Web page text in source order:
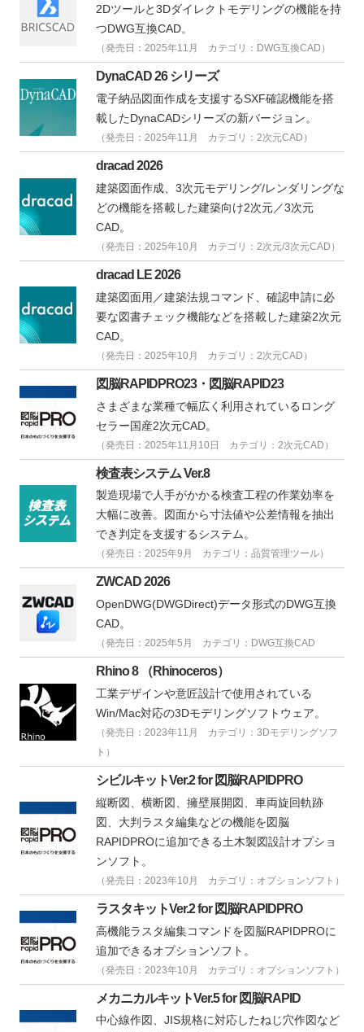
2Dツールと3Dダイレクトモデリングの機能を持
つDWG互換CAD。
（発売日：2025年11月 カテゴリ：DWG互換CAD）
DynaCAD 26 シリーズ
電子納品図面作成を支援するSXF確認機能を搭
載したDynaCADシリーズの新バージョン。
（発売日：2025年11月 カテゴリ：2次元CAD）
dracad 2026
建築図面作成、3次元モデリング/レンダリングな
どの機能を搭載した建築向け2次元／3次元
CAD。
（発売日：2025年10月 カテゴリ：2次元/3次元CAD）
dracad LE 2026
建築図面用／建築法規コマンド、確認申請に必
要な図書チェック機能などを搭載した建築2次元
CAD。
（発売日：2025年10月 カテゴリ：2次元CAD）
図脳RAPIDPRO23・図脳RAPID23
さまざまな業種で幅広く利用されているロング
セラー国産2次元CAD。
（発売日：2025年11月10日 カテゴリ：2次元CAD）
検査表システム Ver.8
製造現場で人手がかかる検査工程の作業効率を
大幅に改善。図面から寸法値や公差情報を抽出
でき判定を支援するシステム。
（発売日：2025年9月 カテゴリ：品質管理ツール）
ZWCAD 2026
OpenDWG(DWGDirect)データ形式のDWG互換
CAD。
（発売日：2025年5月 カテゴリ：DWG互換CAD
Rhino 8 （Rhinoceros）
工業デザインや意匠設計で使用されている
Win/Mac対応の3Dモデリングソフトウェア。
（発売日：2023年11月 カテゴリ：3Dモデリングソフ
ト）
シビルキットVer.2 for 図脳RAPIDPRO
縦断図、横断図、擁壁展開図、車両旋回軌跡
図、大判ラスタ編集などの機能を図脳
RAPIDPROに追加できる土木製図設計オプショ
ンソフト。
（発売日：2023年10月 カテゴリ：オプションソフト）
ラスタキットVer.2 for 図脳RAPIDPRO
高機能ラスタ編集コマンドを図脳RAPIDPROに
追加できるオプションソフト。
（発売日：2023年10月 カテゴリ：オプションソフト）
メカニカルキットVer.5 for 図脳RAPID
中心線作図、JIS規格に対応したねじ穴作図など